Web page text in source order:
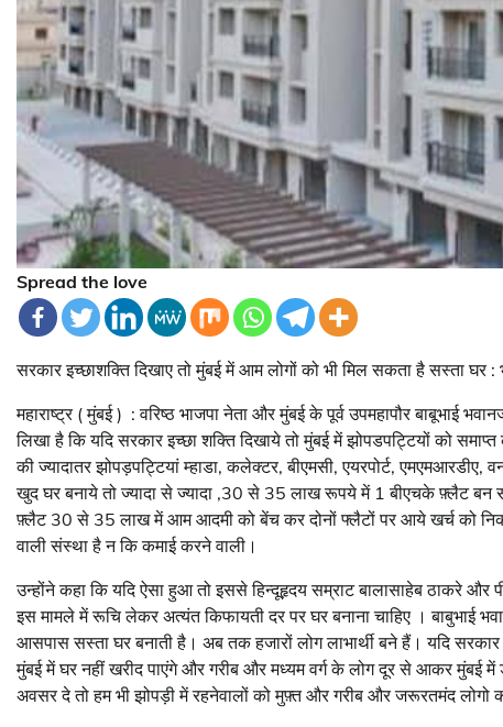
Spread the love
सरकार इच्छाशक्ति दिखाए तो मुंबई में आम लोगों को भी मिल सकता है सस्ता घर :
महाराष्ट्र ( मुंबई ) : वरिष्ठ भाजपा नेता और मुंबई के पूर्व उपमहापौर बाबूभाई
लिखा है कि यदि सरकार इच्छा शक्ति दिखाये तो मुंबई में झोपडपट्टियों को
की ज्यादातर झोपड़पट्टियां म्हाडा, कलेक्टर, बीएमसी, एयरपोर्ट,
खुद घर बनाये तो ज्यादा से ज्यादा ,30 से 35 लाख रूपये में 1 बीएचके फ़्लैट
फ़्लैट 30 से 35 लाख में आम आदमी को बेंच कर दोनों फ्लैटों पर आये खर्च को
वाली संस्था है न कि कमाई करने वाली।
उन्होंने कहा कि यदि ऐसा हुआ तो इससे हिन्दूहृदय सम्राट बालासाहेब ठाकरे
इस मामले में रूचि लेकर अत्यंत किफायती दर पर घर बनाना चाहिए ।
आसपास सस्ता घर बनाती है। अब तक हजारों लोग लाभार्थी बने हैं। यदि
मुंबई में घर नहीं खरीद पाएंगे और गरीब और मध्यम वर्ग के लोग दूर से आकर मुंबई
अवसर दे तो हम भी झोपड़ी में रहनेवालों को मुफ़्त और गरीब और जरूरतमंद